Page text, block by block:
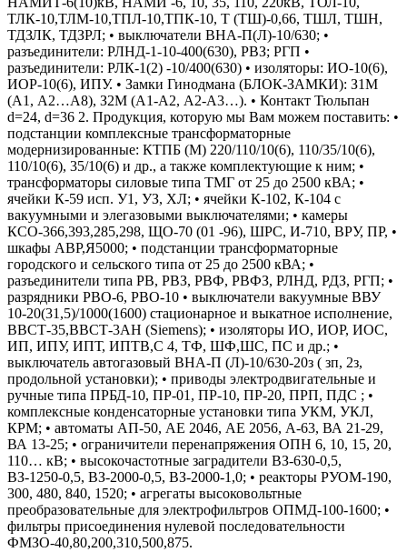
ТЛК-10,ТЛМ-10,ТПЛ-10,ТПК-10, Т (ТШ)-0,66, ТШЛ, ТШН,
ТДЗЛК, ТДЗРЛ; • выключатели ВНА-П(Л)-10/630; •
разъединители: РЛНД-1-10-400(630), РВЗ; РГП •
разъединители: РЛК-1(2) -10/400(630) • изоляторы: ИО-10(6),
ИОР-10(6), ИПУ. • Замки Гинодмана (БЛОК-ЗАМКИ): З1М
(А1, А2…А8), З2М (А1-А2, А2-А3…). • Контакт Тюльпан
d=24, d=36 2. Продукция, которую мы Вам можем поставить: •
подстанции комплексные трансформаторные
модернизированные: КТПБ (М) 220/110/10(6), 110/35/10(6),
110/10(6), 35/10(6) и др., а также комплектующие к ним; •
трансформаторы силовые типа ТМГ от 25 до 2500 кВА; •
ячейки К-59 исп. У1, УЗ, ХЛ; • ячейки К-102, К-104 с
вакуумными и элегазовыми выключателями; • камеры
КСО-366,393,285,298, ЩО-70 (01 -96), ШРС, И-710, ВРУ, ПР, •
шкафы АВР,Я5000; • подстанции трансформаторные
городского и сельского типа от 25 до 2500 кВА; •
разъединители типа РВ, РВЗ, РВФ, РВФЗ, РЛНД, РДЗ, РГП; •
разрядники РВО-6, РВО-10 • выключатели вакуумные ВВУ
10-20(31,5)/1000(1600) стационарное и выкатное исполнение,
ВВСТ-35,ВВСТ-3АН (Siemens); • изоляторы ИО, ИОР, ИОС,
ИП, ИПУ, ИПТ, ИПТВ,С 4, ТФ, ШФ,ШС, ПС и др.; •
выключатель автогазовый ВНА-П (Л)-10/630-20з ( зп, 2з,
продольной установки); • приводы электродвигательные и
ручные типа ПРБД-10, ПР-01, ПР-10, ПР-20, ПРП, ПДС ; •
комплексные конденсаторные установки типа УКМ, УКЛ,
КРМ; • автоматы АП-50, АЕ 2046, АЕ 2056, А-63, ВА 21-29,
ВА 13-25; • ограничители перенапряжения ОПН 6, 10, 15, 20,
110… кВ; • высокочастотные заградители ВЗ-630-0,5,
ВЗ-1250-0,5, ВЗ-2000-0,5, ВЗ-2000-1,0; • реакторы РУОМ-190,
300, 480, 840, 1520; • агрегаты высоковольтные
преобразовательные для электрофильтров ОПМД-100-1600; •
фильтры присоединения нулевой последовательности
ФМЗО-40,80,200,310,500,875.